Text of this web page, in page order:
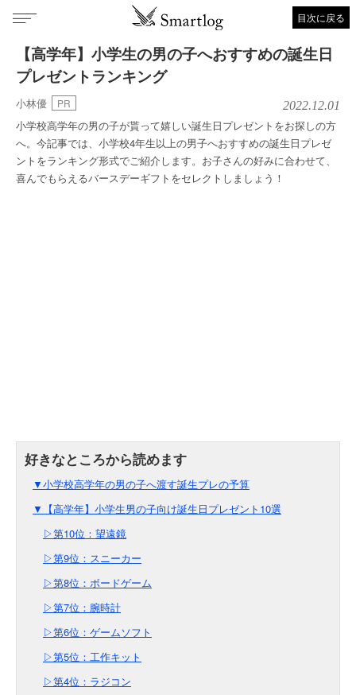
目次に戻る
【高学年】小学生の男の子へおすすめの誕生日
プレゼントランキング
小林優 PR 2022.12.01
小学校高学年の男の子が貰って嬉しい誕生日プレゼントをお探しの方
へ。今記事では、小学校4年生以上の男子へおすすめの誕生日プレゼ
ントをランキング形式でご紹介します。お子さんの好みに合わせて、
喜んでもらえるバースデーギフトをセレクトしましょう！
▼小学校高学年の男の子へ渡す誕生プレの予算
▼【高学年】小学生男の子向け誕生日プレゼント10選
▷第10位：望遠鏡
▷第9位：スニーカー
▷第8位：ボードゲーム
▷第7位：腕時計
▷第6位：ゲームソフト
▷第5位：工作キット
▷第4位：ラジコン